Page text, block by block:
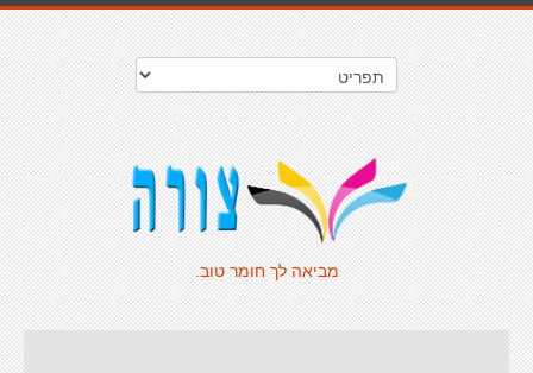
מביאה לך חומר טוב.